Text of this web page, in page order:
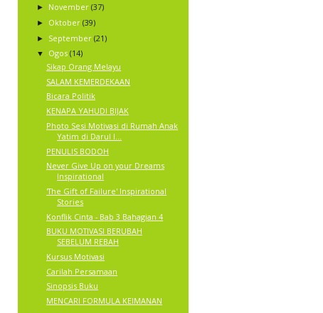
► November (37)
► Oktober (39)
► September (21)
▼ Ogos (14)
Sikap Orang Melayu
SALAM KEMERDEKAAN
Bicara Politik
KENAPA YAHUDI BIJAK
Photo Sesi Motivasi di Rumah Anak
Yatim di Darul I...
PENULIS BODOH
Never Give Up on your Dreams
Inspirational
'The Gift of Failure' Inspirational
Stories
Konflik Cinta - Bab 3 Bahagian 4
BUKU MOTIVASI BERUBAH
SEBELUM REBAH
Kursus Motivasi
Carilah Persamaan
Sinopsis Buku
MENCARI FORMULA KEIMANAN